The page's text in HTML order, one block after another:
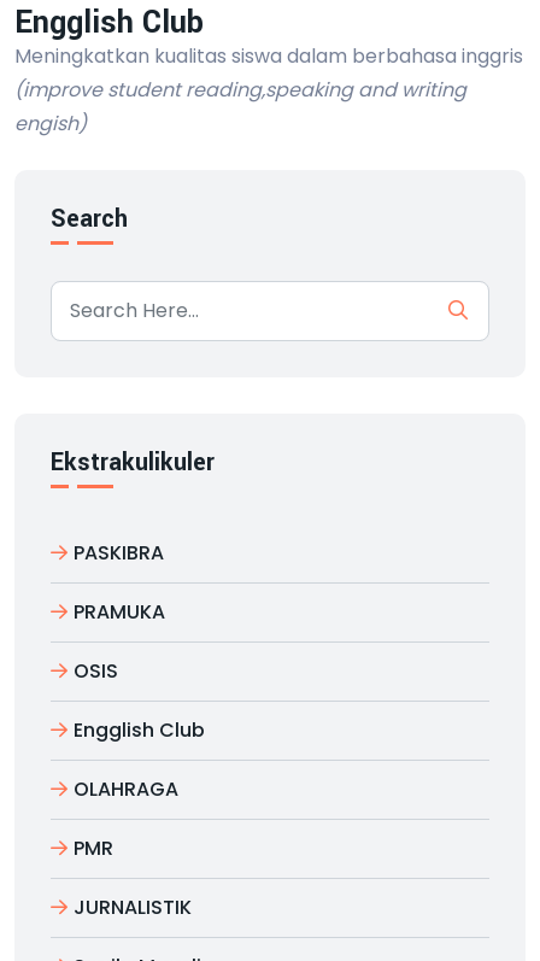
Engglish Club
Meningkatkan kualitas siswa dalam berbahasa inggris
(improve student reading,speaking and writing
engish)
Search
Ekstrakulikuler
PASKIBRA
PRAMUKA
OSIS
Engglish Club
OLAHRAGA
PMR
JURNALISTIK